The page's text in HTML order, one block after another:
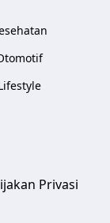
Privasi